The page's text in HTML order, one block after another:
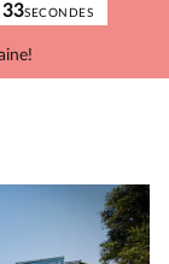
33SECONDES